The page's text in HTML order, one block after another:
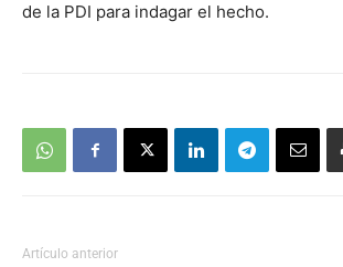
de la PDI para indagar el hecho.
Artículo anterior